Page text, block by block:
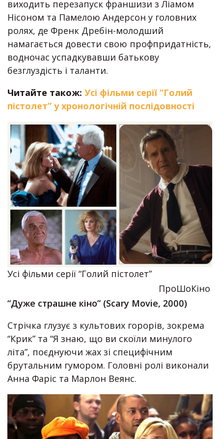
виходить перезапуск франшизи з Ліамом
Нісоном та Памелою Андерсон у головних
ролях, де Френк Дребін-молодший
намагається довести свою профпридатність,
водночас успадкувавши батькову
безглуздість і таланти.
Читайте також: Усі фільми серії “Голий
пістолет” у хронологічній послідовності
Усі фільми серії “Голий пістолет”
ПроШоКіно
“Дуже страшне кіно” (Scary Movie, 2000)
Стрічка глузує з культових горорів, зокрема
“Крик” та “Я знаю, що ви скоїли минулого
літа”, поєднуючи жах зі специфічним
брутальним гумором. Головні ролі виконали
Анна Фаріс та Марлон Веянс.